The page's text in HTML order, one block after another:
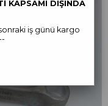
KAPSAMI DIŞINDA
iş günü kargo